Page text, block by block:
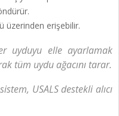
üzerinden erişebilir.
uyduyu elle ayarlamak
tüm uydu ağacını tarar.
USALS destekli alıcı